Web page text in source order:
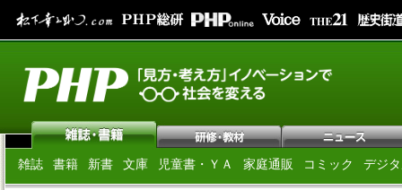
雑誌 書籍 新書 文庫 児童書・ＹＡ 家庭通販 コミック デジ